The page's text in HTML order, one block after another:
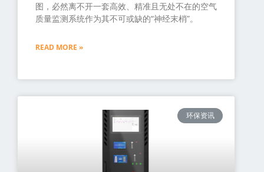
图，必然离不开一套高效、精准且无处不在的空气
质量监测系统作为其不可或缺的“神经末梢”。
READ MORE »
环保资讯